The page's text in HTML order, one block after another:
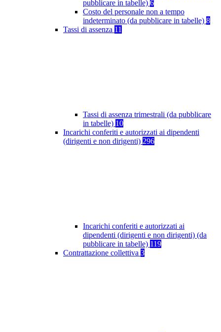
pubblicare in tabelle) 6
Costo del personale non a tempo
indeterminato (da pubblicare in tabelle) 8
Tassi di assenza 11
Tassi di assenza trimestrali (da pubblicare
in tabelle) 10
Incarichi conferiti e autorizzati ai dipendenti
(dirigenti e non dirigenti) 296
Incarichi conferiti e autorizzati ai
dipendenti (dirigenti e non dirigenti) (da
pubblicare in tabelle) 119
Contrattazione collettiva 3